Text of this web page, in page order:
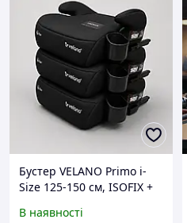
Бустер VELANO Primo i-
Size 125-150 см, ISOFIX +
В наявності